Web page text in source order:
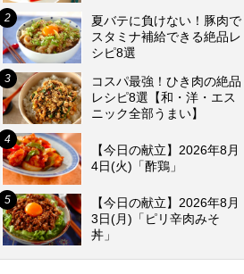
夏バテに負けない！豚肉で
スタミナ補給できる絶品レ
シピ8選
コスパ最強！ひき肉の絶品
レシピ8選【和・洋・エス
ニック全部うまい】
【今日の献立】2026年8月
4日(火)「酢鶏」
【今日の献立】2026年8月
3日(月)「ピリ辛肉みそ
丼」